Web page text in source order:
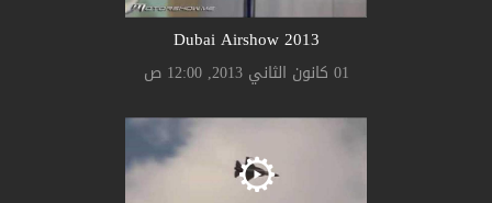
2013 Dubai Airshow
01 كانون الثاني 2013, 12:00 ص